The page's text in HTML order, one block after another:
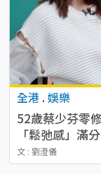
全港 . 娛樂
52歲蔡少芬零
「鬆弛感」滿分
文 : 劉澄儀